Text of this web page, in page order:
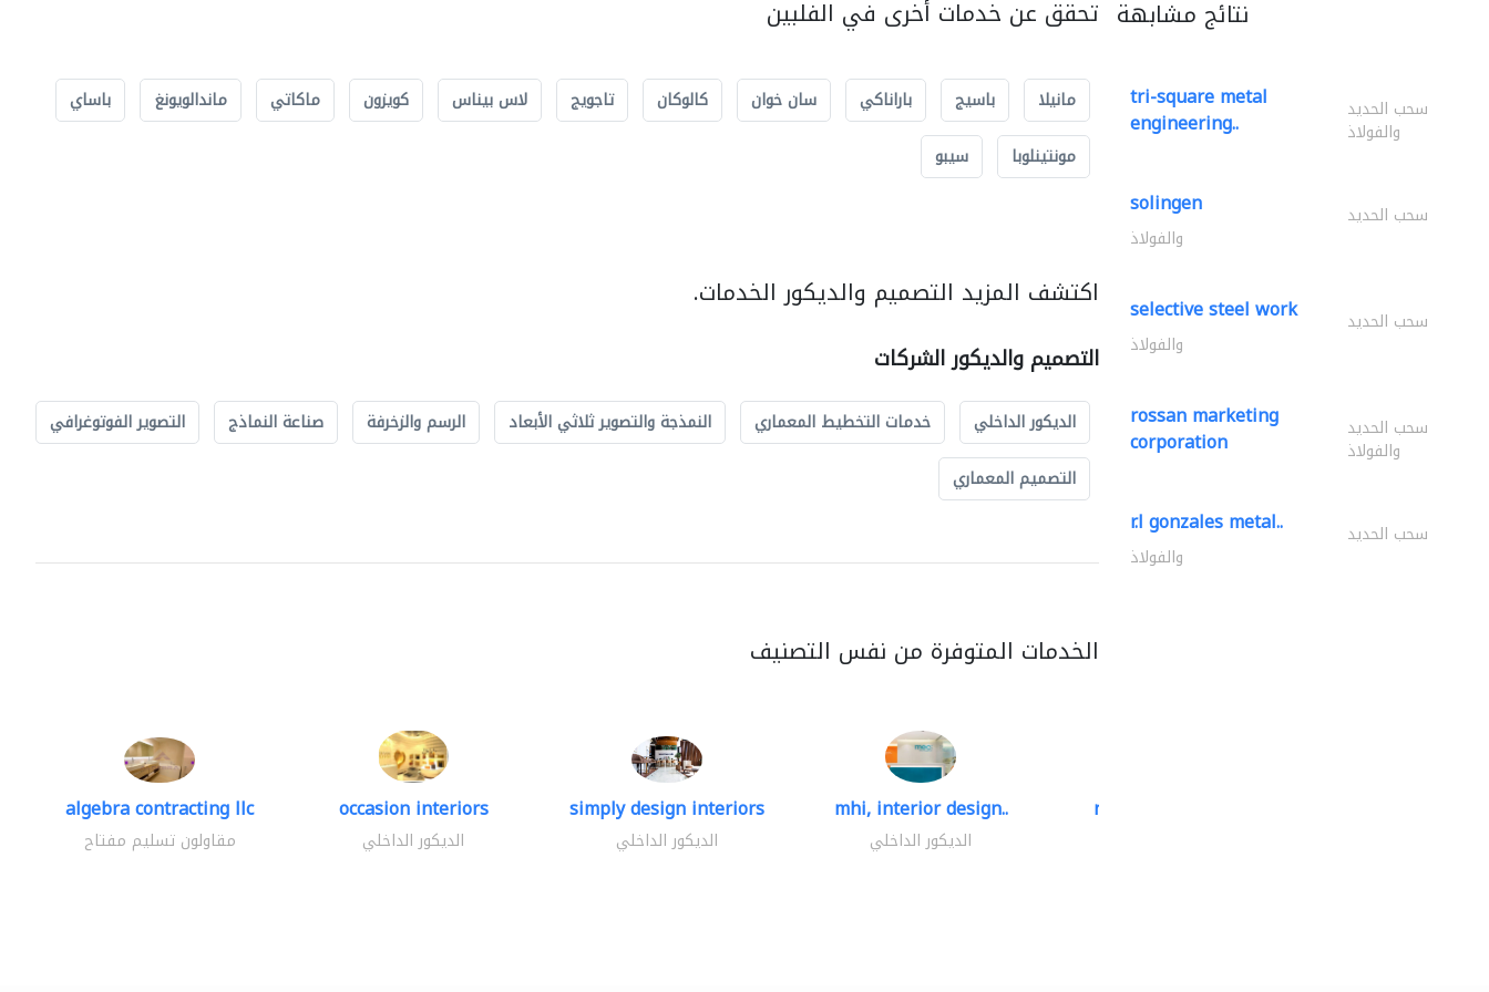
تحقق عن خدمات أخرى في الفلبين
مانيلا باسيج باراناكي سان خوان كالوكان تاجويج لاس بيناس كويزون ماكاتي ماندالويونغ
باساي
مونتينلوبا
سيبو
اكتشف المزيد التصميم والديكور الخدمات.
التصميم والديكور الشركات
الديكور الداخلي خدمات التخطيط المعماري النمذجة والتصوير ثلاثي الأبعاد الرسم والزخرفة صناعة النماذج
التصوير الفوتوغرافي
التصميم المعماري
الخدمات المتوفرة من نفس التصنيف
algebra contracting llc
مقاولون تسليم مفتاح
occasion interiors
الديكور الداخلي
simply design interiors
الديكور الداخلي
mhi, interior design..
الديكور الداخلي
neo space interiors
نتائج مشابهة
tri-square metal
engineering.. سحب الحديد
والفولاذ
solingen سحب الحديد
والفولاذ
selective steel work سحب الحديد
والفولاذ
rossan marketing
corporation سحب الحديد
والفولاذ
r.l gonzales metal.. سحب الحديد
والفولاذ